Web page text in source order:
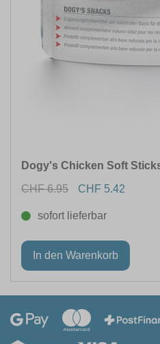
Dogy's Chicken Soft
CHF 6.95
CHF 5.42
sofort lieferbar